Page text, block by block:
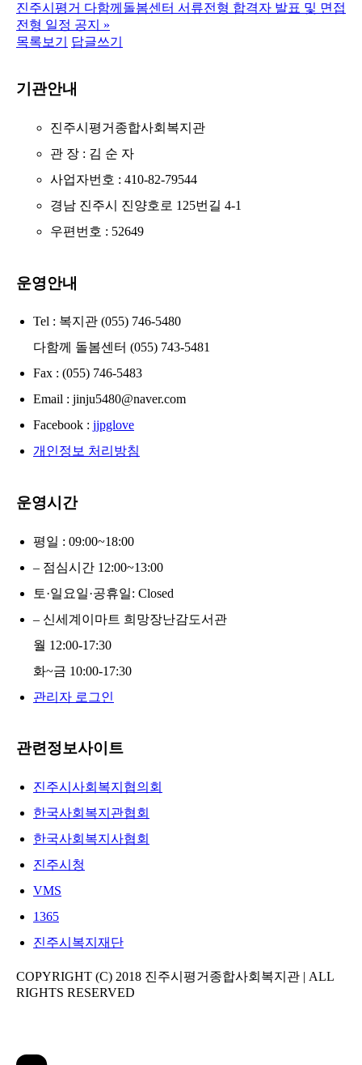
진주시평거 다함께돌봄센터 서류전형 합격자 발표 및 면접
전형 일정 공지
»
목록보기
답글쓰기
기관안내
진주시평거종합사회복지관
관 장 : 김 순 자
사업자번호 : 410-82-79544
경남 진주시 진양호로 125번길 4-1
우편번호 : 52649
운영안내
Tel : 복지관 (055) 746-5480
다함께 돌봄센터 (055) 743-5481
Fax : (055) 746-5483
Email : jinju5480@naver.com
Facebook : jjpglove
개인정보 처리방침
운영시간
평일 : 09:00~18:00
– 점심시간 12:00~13:00
토·일요일·공휴일: Closed
– 신세계이마트 희망장난감도서관
월 12:00-17:30
화~금 10:00-17:30
관리자 로그인
관련정보사이트
진주시사회복지협의회
한국사회복지관협회
한국사회복지사협회
진주시청
VMS
1365
진주시복지재단
COPYRIGHT (C) 2018 진주시평거종합사회복지관 | ALL
RIGHTS RESERVED